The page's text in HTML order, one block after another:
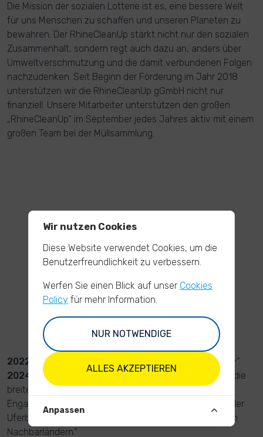
Die Mission der sozialen Lotterie ist es, eine bessere Welt
für uns Menschen zu schaffen und unseren Planeten zu
bewahren. Der RhineCleanUp stärkt nicht nur den sozialen
Zusammenhalt, sondern regt auch dazu an, anders über
Umweltverschmutzung und die damit verbundenen Folgen
nachzudenken. Seit Beginn der Förderung im Jahr 2018
unterstützen wir die RhineCleanUp gGmbH nicht nur
finanziell. Unsere Mitarbeiter unterstützen den großen
„RhineCleanUp“ im September jedes Jahres aktiv mit einem
großen Team bei der Müllsammlung.
PARTNER /
UNTERSTÜTZER
AUSZEICHNUNGEN
2022 GreenTech Award
in der Kategorie „Community“
2024 Udine Award
„Lebensraum für die
breite Bewusstseinsbildung und das langjährige
Engagement tausender Menschen für die Säuberung der
Uferbereiche von 30 Flüssen in Deutschland und in den
Nachbarländern.“
Wir nutzen Cookies
Diese Website verwendet Cookies, um die
Benutzerfreundlichkeit zu verbessern.
Werfen Sie einen Blick auf unser Cookies
Policy für mehr Information.
NUR NOTWENDIGE
ALLES AKZEPTIEREN
Anpassen